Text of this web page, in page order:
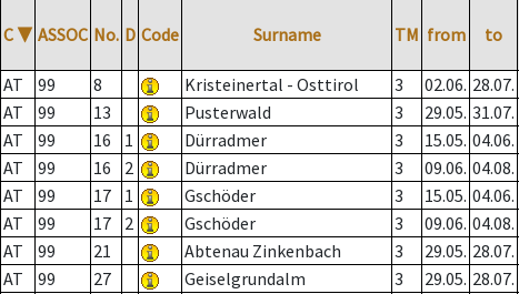
C ▼ ASSOC No. D Code Surname TM from to
AT
99 8 Kristeinertal - Osttirol 3 02.06. 28.07.
AT
99 13 Pusterwald 3 29.05. 31.07.
AT
99 16 1 Dürradmer 3 15.05. 04.06.
AT
99 16 2 Dürradmer 3 09.06. 04.08.
AT
99 17 1 Gschöder 3 15.05. 04.06.
AT
99 17 2 Gschöder 3 09.06. 04.08.
AT
99 21 Abtenau Zinkenbach 3 29.05. 28.07.
AT
99 27 Geiselgrundalm 3 29.05. 28.07.